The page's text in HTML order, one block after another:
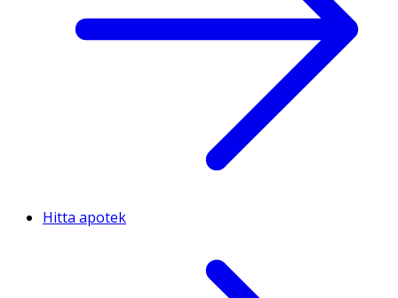
Hitta apotek